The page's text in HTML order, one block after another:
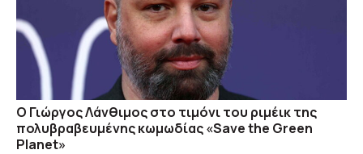
Ο Γιώργος Λάνθιμος στο τιμόνι του ριμέικ της
πολυβραβευμένης κωμωδίας «Save the Green
Planet»